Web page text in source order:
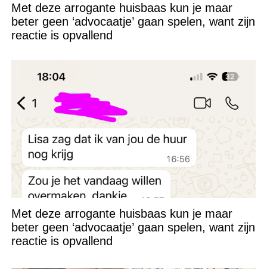
Met deze arrogante huisbaas kun je maar
beter geen ‘advocaatje’ gaan spelen, want zijn
reactie is opvallend
Met deze arrogante huisbaas kun je maar
beter geen ‘advocaatje’ gaan spelen, want zijn
reactie is opvallend